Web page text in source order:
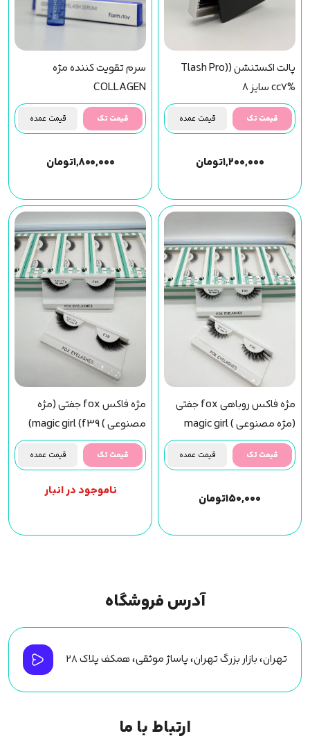
پالت اکستنشن (Tlash Pro)
cc7% سایز 8
قیمت تک قیمت عمده
۱,۲۰۰,۰۰۰تومان
سرم تقویت کننده مژه
COLLAGEN
قیمت تک قیمت عمده
۱,۸۰۰,۰۰۰تومان
مژه فاکس روباهی fox جفتی
(مژه مصنوعی ) magic girl
(f30) مجیک گرل
قیمت تک قیمت عمده
۱۵۰,۰۰۰تومان
مژه فاکس fox جفتی (مژه
مصنوعی ) magic girl (f39)
مجیک گرل
قیمت تک قیمت عمده
ناموجود در انبار
آدرس فروشگاه
تهران، بازار بزرگ تهران، پاساژ موثقی، همکف پلاک ۲۸
ارتباط با ما